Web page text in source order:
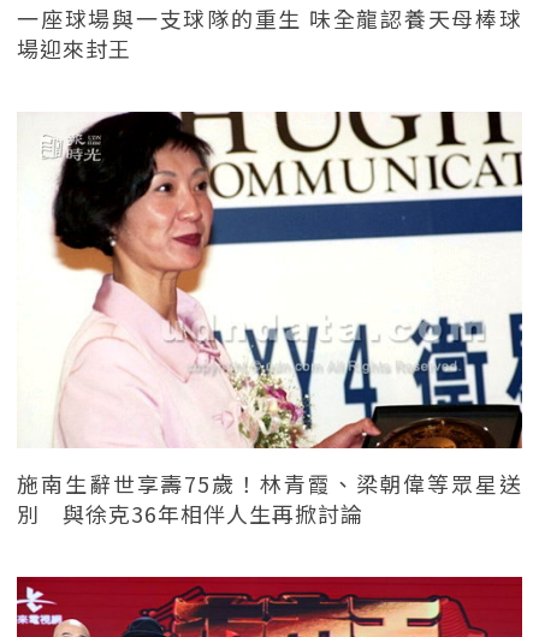
一座球場與一支球隊的重生 味全龍認養天母棒球
場迎來封王
施南生辭世享壽75歲！林青霞、梁朝偉等眾星送
別 與徐克36年相伴人生再掀討論